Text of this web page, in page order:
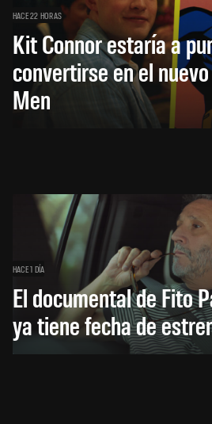
HACE 22 HORAS
Kit Connor estaría a
convertirse en el
Men
HACE 1 DÍA
El documental de Fito
ya tiene fecha de